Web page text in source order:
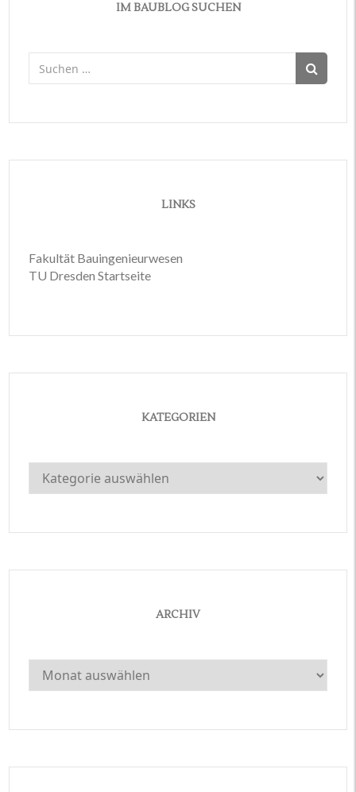
IM BAUBLOG SUCHEN
nach:
LINKS
Fakultät Bauingenieurwesen
TU Dresden Startseite
KATEGORIEN
Kategorien
ARCHIV
Archiv